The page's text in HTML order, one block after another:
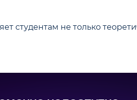
студентам не только